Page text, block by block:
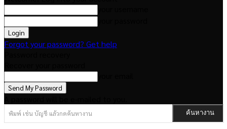
Forgot your password? Get help
พิมพ์ เช่น บัญชี แล้วกดค้นหางาน ค้นหางาน